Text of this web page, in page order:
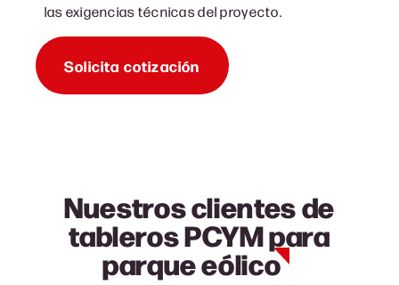
las exigencias técnicas del proyecto.
Solicita cotización
Nuestros clientes de
tableros PCYM para
parque eólico